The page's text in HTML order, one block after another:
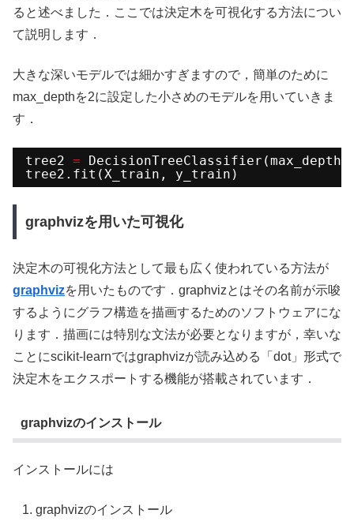
ると述べました．ここでは決定木を可視化する方法につい
て説明します．
大きな深いモデルでは細かすぎますので，簡単のために
max_depthを2に設定した小さめのモデルを用いていきま
す．
tree2 = DecisionTreeClassifier(max_depth
tree2.fit(X_train, y_train)
graphvizを用いた可視化
決定木の可視化方法として最も広く使われている方法が
graphvizを用いたものです．graphvizとはその名前が示唆
するようにグラフ構造を描画するためのソフトウェアにな
ります．描画には特別な文法が必要となりますが，幸いな
ことにscikit-learnではgraphvizが読み込める「dot」形式で
決定木をエクスポートする機能が搭載されています．
graphvizのインストール
インストールには
graphvizのインストール